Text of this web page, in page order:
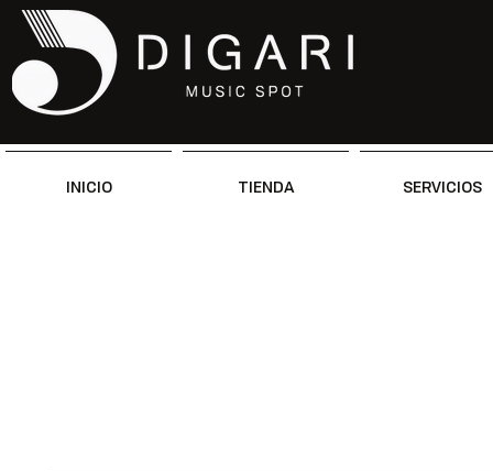
INICIO TIENDA SERVICIOS